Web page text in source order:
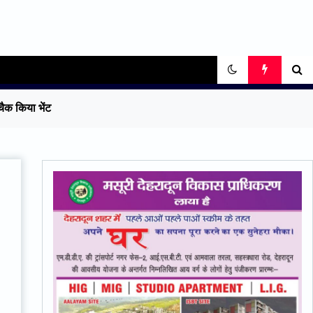
किया भेंट